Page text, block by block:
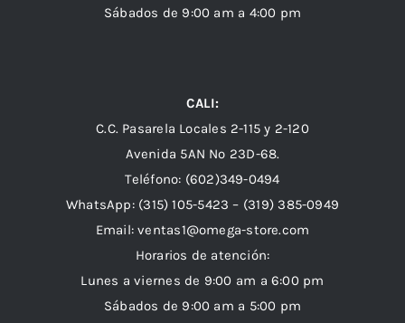
Sábados de 9:00 am a 4:00 pm
CALI:
C.C. Pasarela Locales 2-115 y 2-120
Avenida 5AN Nº 23D-68.
Teléfono: (602)349-0494
WhatsApp: (315) 105-5423 – (319) 385-0949
Email:ventas1@omega-store.com
Horarios de atención:
Lunes a viernes de 9:00 am a 6:00 pm
Sábados de 9:00 am a 5:00 pm